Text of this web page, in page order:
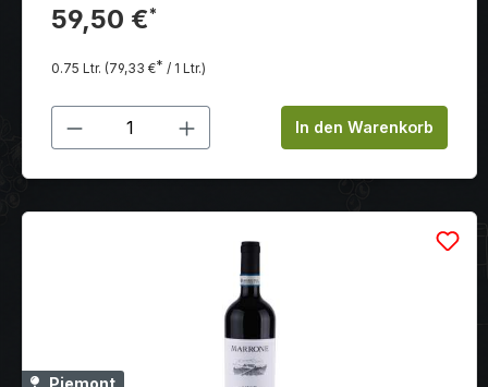
59,50 €*
0.75 Ltr. (79,33 €* / 1 Ltr.)
Produkt Anzahl: Gib denIn den Warenkorb